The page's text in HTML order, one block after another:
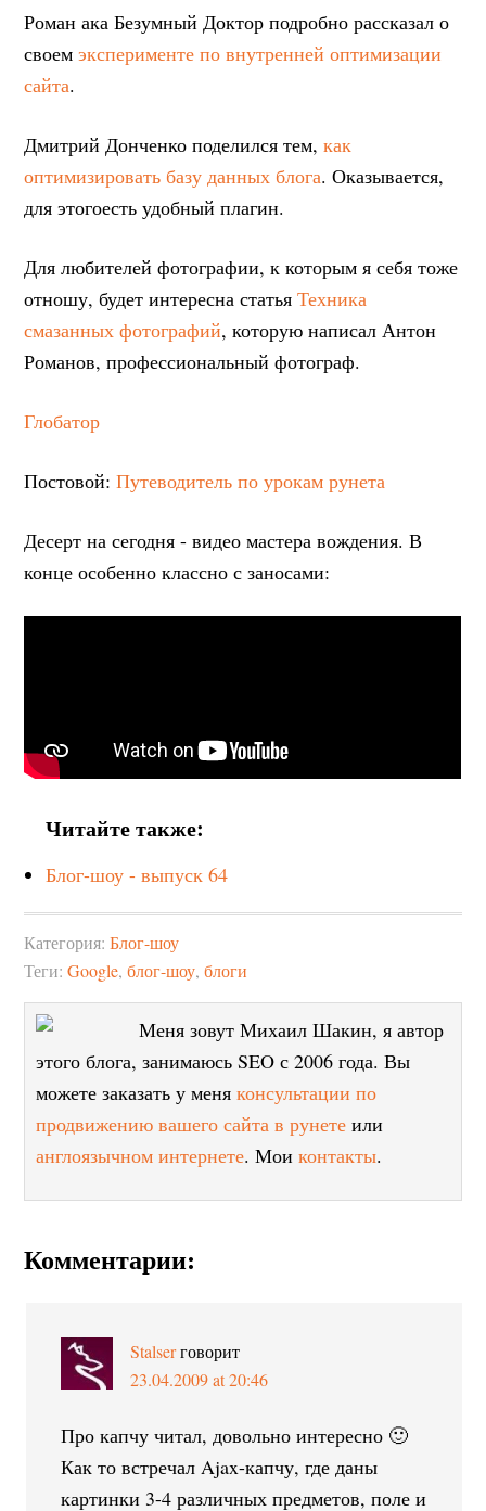
Роман ака Безумный Доктор подробно рассказал о
своемэксперименте по внутренней оптимизации
сайта.
Дмитрий Донченко поделился тем,как
оптимизировать базу данных блога. Оказывается,
для этогоесть удобный плагин.
Для любителей фотографии, к которым я себя тоже
отношу, будет интересна статьяТехника
смазанных фотографий, которую написал Антон
Романов, профессиональный фотограф.
Глобатор
Постовой:Путеводитель по урокам рунета
Десерт на сегодня - видео мастера вождения. В
конце особенно классно с заносами:
Читайте также:
Блог-шоу - выпуск 64
Категория:Блог-шоу
Теги:Google,блог-шоу,блоги
Меня зовут Михаил Шакин, я автор
этого блога, занимаюсь SEO с 2006 года. Вы
можете заказать у меняконсультации по
продвижению вашего сайта в рунете или
англоязычном интернете. Моиконтакты.
Комментарии:
Stalserговорит
23.04.2009 at 20:46
Про капчу читал, довольно интересно 🙂
Как то встречал Ajax-капчу, где даны
картинки 3-4 различных предметов, поле и